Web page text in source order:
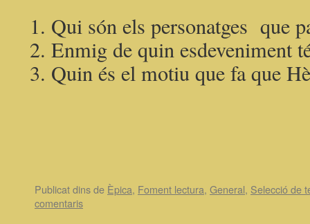
Qui són els personatges que
Enmig de quin esdeveniment
Quin és el motiu que fa que
Publicat dins de Èpica, Foment lectura, General, Selecció de
comentaris